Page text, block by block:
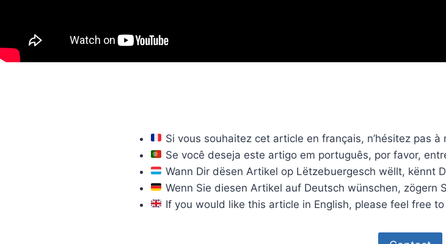
Si vous souhaitez cet article en français, n’hésitez pas à
Se você deseja este artigo em português, por favor,
Wann Dir dësen Artikel op Lëtzebuergesch wëllt, kënnt
Wenn Sie diesen Artikel auf Deutsch wünschen, zögern
If you would like this article in English, please feel free